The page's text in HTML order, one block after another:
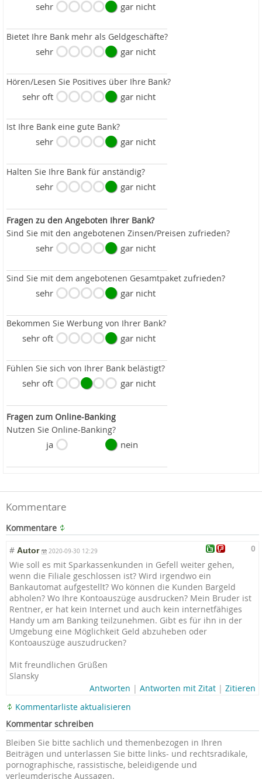
sehr gar nicht
Bietet Ihre Bank mehr als Geldgeschäfte?
sehr gar nicht
Hören/Lesen Sie Positives über Ihre Bank?
sehr oft gar nicht
Ist Ihre Bank eine gute Bank?
sehr gar nicht
Halten Sie Ihre Bank für anständig?
sehr gar nicht
Fragen zu den Angeboten Ihrer Bank?
Sind Sie mit den angebotenen Zinsen/Preisen zufrieden?
sehr gar nicht
Sind Sie mit dem angebotenen Gesamtpaket zufrieden?
sehr gar nicht
Bekommen Sie Werbung von Ihrer Bank?
sehr oft gar nicht
Fühlen Sie sich von Ihrer Bank belästigt?
sehr oft gar nicht
Fragen zum Online-Banking
Nutzen Sie Online-Banking?
ja nein
Kommentare
Kommentare
0
# Autor 2020-09-30 12:29
Wie soll es mit Sparkassenkunden in Gefell weiter gehen,
wenn die Filiale geschlossen ist? Wird irgendwo ein
Bankautomat aufgestellt? Wo können die Kunden Bargeld
abholen? Wo Ihre Kontoauszüge ausdrucken? Mein Bruder ist
Rentner, er hat kein Internet und auch kein internetfähiges
Handy um am Banking teilzunehmen. Gibt es für ihn in der
Umgebung eine Möglichkeit Geld abzuheben oder
Kontoauszüge auszudrucken?
Mit freundlichen Grüßen
Slansky
Antworten | Antworten mit Zitat | Zitieren
Kommentarliste aktualisieren
Kommentar schreiben
Bleiben Sie bitte sachlich und themenbezogen in Ihren
Beiträgen und unterlassen Sie bitte links- und rechtsradikale,
pornographische, rassistische, beleidigende und
verleumderische Aussagen.